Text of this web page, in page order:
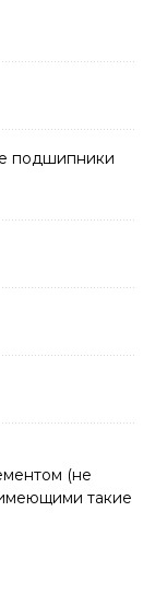
подшипники
(не
такие